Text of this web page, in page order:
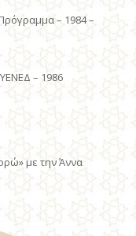
– 1984 –
– 1986
με την Άννα